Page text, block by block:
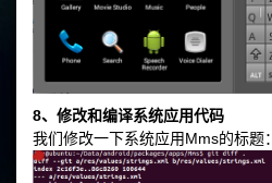
8、修改和编译系统应用代码
我们修改一下系统应用Mms的标题：